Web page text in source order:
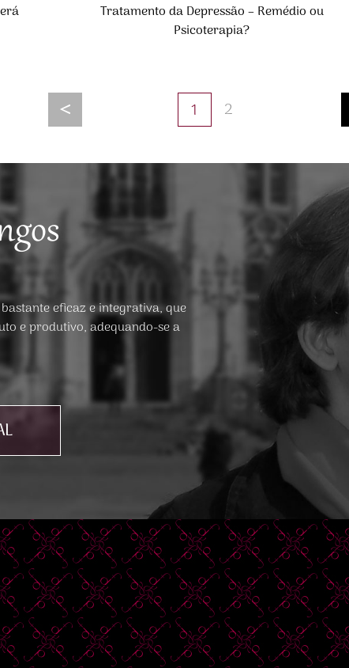
Tratamento da Depressão – Remédio ou
Psicoterapia?
< 1 2
eficaz e integrativa, que
e produtivo, adequando-se a